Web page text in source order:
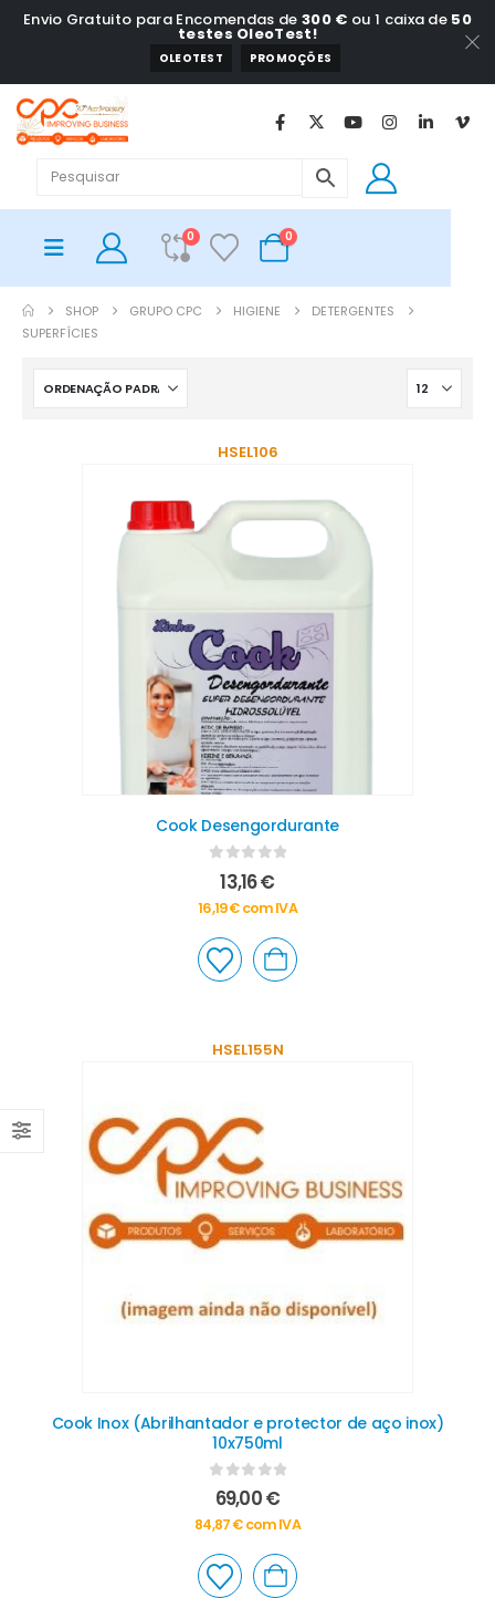
Envio Gratuito para Encomendas de 300 € ou 1 caixa de 50
testes OleoTest!
OLEOTEST PROMOÇÕES
0 0
SHOP GRUPO CPC HIGIENE
DETERGENTES
SUPERFÍCIES
HSEL106
Cook Desengordurante
out of 5
13,16€
16,19€com IVA
HSEL155N
Cook Inox (Abrilhantador e protector de aço inox)
10x750ml
0out of 5
69,00€
84,87€com IVA